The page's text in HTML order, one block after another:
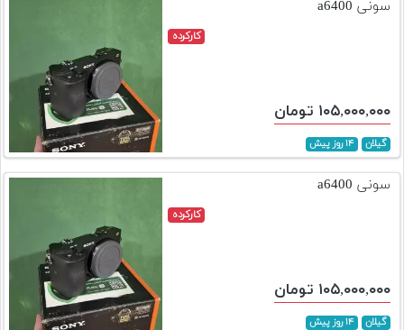
سونی a6400
کارکرده
۱۰۵,۰۰۰,۰۰۰ تومان
گیلان ۱۴ روز پیش
سونی a6400
کارکرده
۱۰۵,۰۰۰,۰۰۰ تومان
گیلان ۱۴ روز پیش